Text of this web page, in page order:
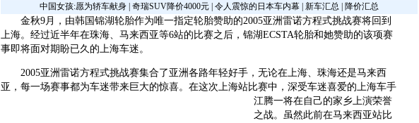
中国女孩:愿为轿车献身| 奇瑞SUV降价4000元| 令人震惊的日本车内幕| 新车汇总 降价汇总
金秋9月，由韩国锦湖轮胎作为唯一指定轮胎赞助的2005亚洲雷诺方程式挑战赛将回到
上海。经过近半年在珠海、马来西亚等6站的比赛之后，锦湖ECSTA轮胎和她赞助的该项赛
事即将面对期盼已久的上海车迷。
2005亚洲雷诺方程式挑战赛集合了亚洲各路年轻好手，无论在上海、珠海还是马来西
亚，每一场赛事都为车迷带来巨大的惊喜。 在这次上海站比赛中，深受车迷喜爱的上海车手
江腾一将在自己的家乡上演荣誉
之战。虽然此前在马来西亚站比